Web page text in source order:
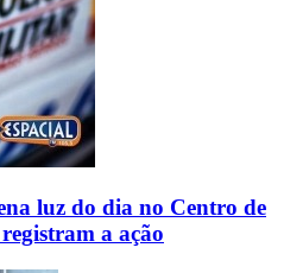
luz do dia no Centro de
a ação